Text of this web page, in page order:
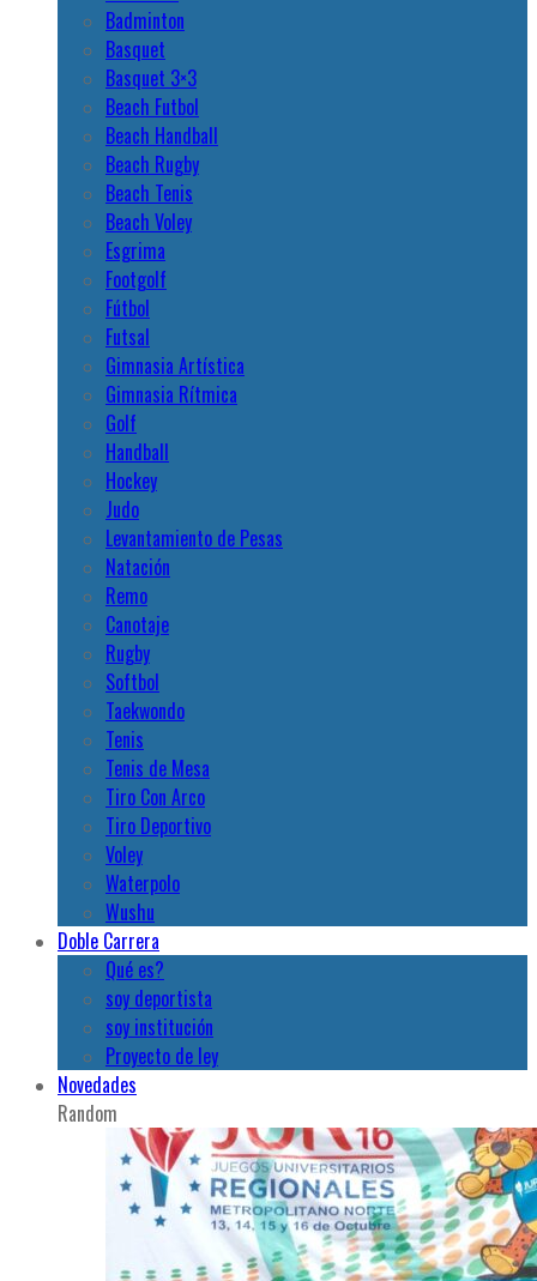
Badminton
Basquet
Basquet 3×3
Beach Futbol
Beach Handball
Beach Rugby
Beach Tenis
Beach Voley
Esgrima
Footgolf
Fútbol
Futsal
Gimnasia Artística
Gimnasia Rítmica
Golf
Handball
Hockey
Judo
Levantamiento de Pesas
Natación
Remo
Canotaje
Rugby
Softbol
Taekwondo
Tenis
Tenis de Mesa
Tiro Con Arco
Tiro Deportivo
Voley
Waterpolo
Wushu
Doble Carrera
Qué es?
soy deportista
soy institución
Proyecto de ley
Novedades
Random